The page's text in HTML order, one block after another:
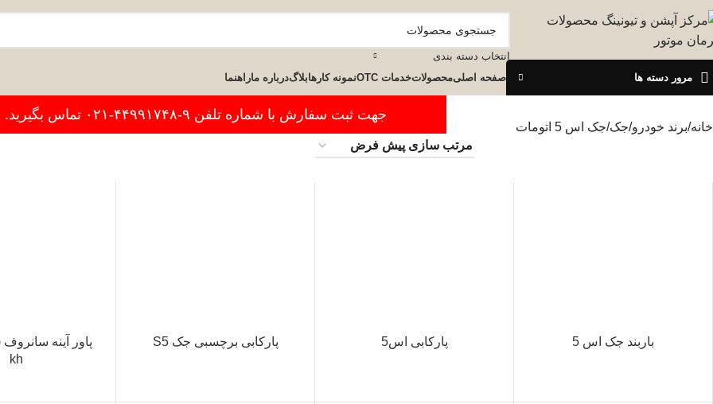
انتخاب دسته بندی
مرور دسته ها
صفحه اصلیمحصولاتخدمات OTC نمونه کارهابلاگدرباره ماراهنما
خانه برند خودرو جک جک اس 5 اتومات
جهت ثبت سفارش با شماره تلفن ۹-۴۴۹۹۱۷۴۸-۰۲۱ تماس بگیرید.
باربند جک اس 5 پارکابی اس5
پارکابی برچسبی جک S5
kh